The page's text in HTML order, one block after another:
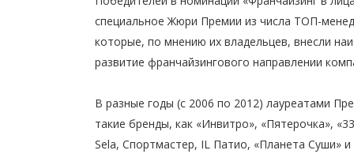
специальное Жюри Премии из числа ТОП-
которые, по мнению их владельцев, внесли
развитие франчайзингового направлении
В разные годы (с 2006 по 2012) лауреатами
такие бренды, как «Инвитро», «Пятерочка»,
Sela, Спортмастер, IL Патио, «Планета Суши» и